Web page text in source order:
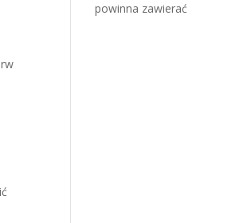
powinna zawierać